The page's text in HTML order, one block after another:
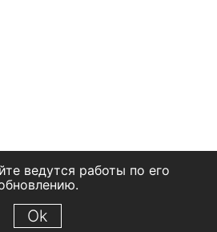
ведутся работы по его
Ok